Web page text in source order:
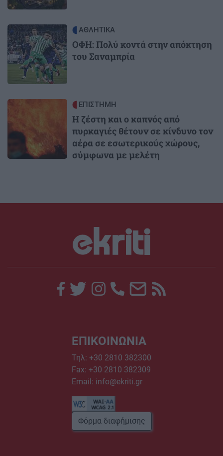
Image ΑΘΛΗΤΙΚΑ
ΟΦΗ: Πολύ κοντά στην απόκτηση
του Σαναμπρία
ΕΠΙΣΤΗΜΗ
Η ζέστη και ο καπνός από
πυρκαγιές θέτουν σε κίνδυνο τον
αέρα σε εσωτερικούς χώρους,
σύμφωνα με μελέτη
ΕΠΙΚΟΙΝΩΝΙΑ
Τηλ: +30 2810 382300
Fax: +30 2810 382309
Email: info@ekriti.gr
Φόρμα διαφήμισης